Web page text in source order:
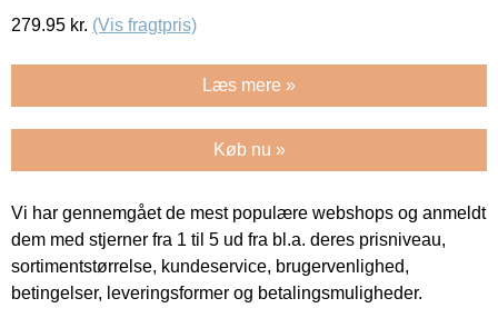
279.95 kr. (Vis fragtpris)
Læs mere »
Køb nu »
Vi har gennemgået de mest populære webshops og anmeldt
dem med stjerner fra 1 til 5 ud fra bl.a. deres prisniveau,
sortimentstørrelse, kundeservice, brugervenlighed,
betingelser, leveringsformer og betalingsmuligheder.